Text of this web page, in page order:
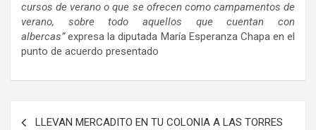
cursos de verano o que se ofrecen como campamentos de
verano, sobre todo aquellos que cuentan con
albercas”expresa la diputada María Esperanza Chapa en el
punto de acuerdo presentado
LLEVAN MERCADITO EN TU COLONIA A LAS TORRES